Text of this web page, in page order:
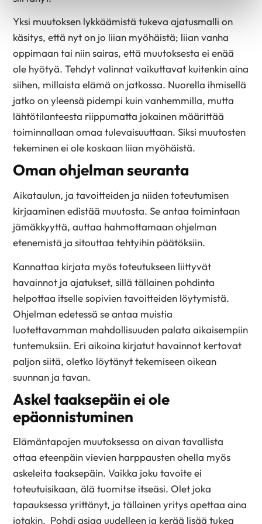
Yksi muutoksen lykkäämistä tukeva ajatusmalli on
käsitys, että nyt on jo liian myöhäistä; liian vanha
oppimaan tai niin sairas, että muutoksesta ei enää
ole hyötyä. Tehdyt valinnat vaikuttavat kuitenkin aina
siihen, millaista elämä on jatkossa. Nuorella ihmisellä
jatko on yleensä pidempi kuin vanhemmilla, mutta
lähtötilanteesta riippumatta jokainen määrittää
toiminnallaan omaa tulevaisuuttaan. Siksi muutosten
tekeminen ei ole koskaan liian myöhäistä.
Oman ohjelman seuranta
Aikataulun, ja tavoitteiden ja niiden toteutumisen
kirjaaminen edistää muutosta. Se antaa toimintaan
jämäkkyyttä, auttaa hahmottamaan ohjelman
etenemistä ja sitouttaa tehtyihin päätöksiin.
Kannattaa kirjata myös toteutukseen liittyvät
havainnot ja ajatukset, sillä tällainen pohdinta
helpottaa itselle sopivien tavoitteiden löytymistä.
Ohjelman edetessä se antaa muistia
luotettavamman mahdollisuuden palata aikaisempiin
tuntemuksiin. Eri aikoina kirjatut havainnot kertovat
paljon siitä, oletko löytänyt tekemiseen oikean
suunnan ja tavan.
Askel taaksepäin ei ole
epäonnistuminen
Elämäntapojen muutoksessa on aivan tavallista
ottaa eteenpäin vievien harppausten ohella myös
askeleita taaksepäin. Vaikka joku tavoite ei
toteutuisikaan, älä tuomitse itseäsi. Olet joka
tapauksessa yrittänyt, ja tällainen yritys opettaa aina
jotakin. Pohdi asiaa uudelleen ja kerää lisää tukea